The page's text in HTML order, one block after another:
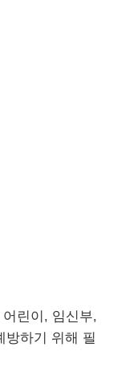
린이, 임신부,
방하기 위해 필